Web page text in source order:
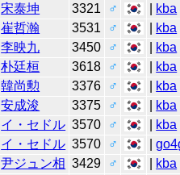
宋泰坤 3321 ♂ kba
崔哲瀚 3531 ♂ kba
李映九 3450 ♂ kba
朴廷桓 3618 ♂ kba
韓尚勲 3376 ♂ kba
安成浚 3375 ♂ kba
イ・セドル 3570 ♂ kba
イ・セドル 3570 ♂ |
尹ジュン相 3429 ♂ kba